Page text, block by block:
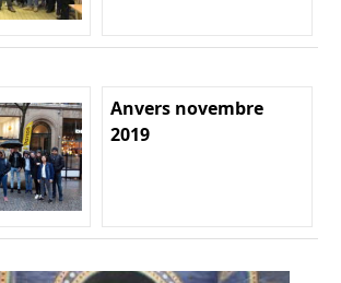
Anvers novembre
2019